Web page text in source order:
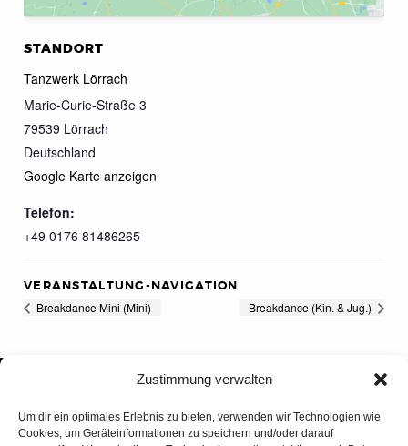
Zustimmung verwalten
Um dir ein optimales Erlebnis zu bieten, verwenden wir Technologien wie
Cookies, um Geräteinformationen zu speichern und/oder darauf
STANDORT
Tanzwerk Lörrach
Marie-Curie-Straße 3
79539 Lörrach
Deutschland
Google Karte anzeigen
Telefon:
+49 0176 81486265
VERANSTALTUNG-NAVIGATION
Breakdance Mini (Mini) Breakdance (Kin. & Jug.)